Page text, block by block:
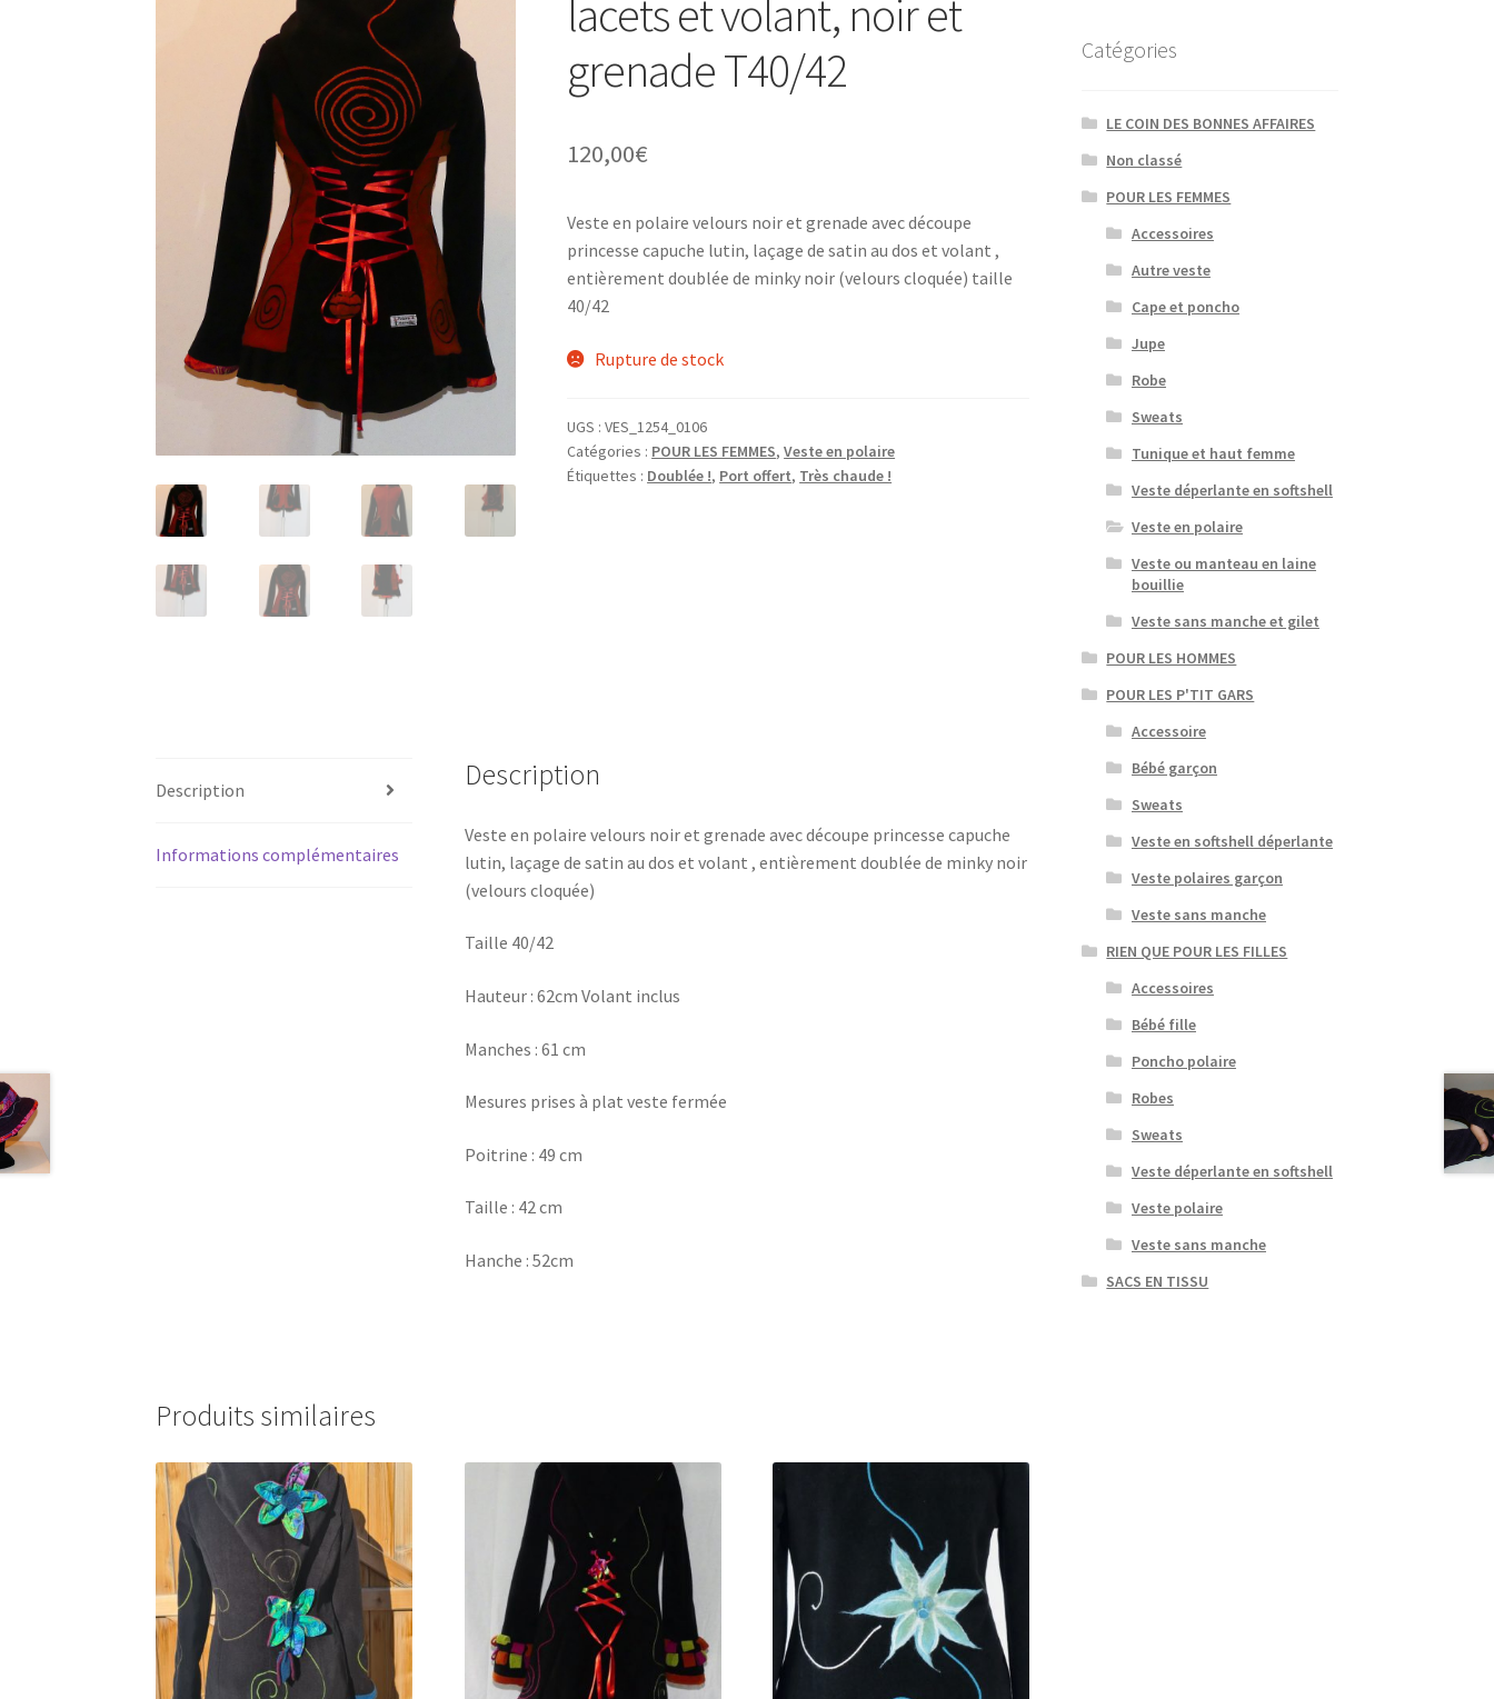
lacets et volant, noir et
grenade T40/42
120,00€
Veste en polaire velours noir et grenade avec découpe
princesse capuche lutin, laçage de satin au dos et volant ,
entièrement doublée de minky noir (velours cloquée) taille
40/42
Rupture de stock
UGS :VES_1254_0106
Catégories : POUR LES FEMMES,Veste en polaire
Étiquettes : Doublée !, Port offert, Très chaude !
Description
Informations complémentaires
Description
Veste en polaire velours noir et grenade avec découpe princesse capuche
lutin, laçage de satin au dos et volant , entièrement doublée de minky noir
(velours cloquée)
Taille 40/42
Hauteur : 62cm Volant inclus
Manches : 61 cm
Mesures prises à plat veste fermée
Poitrine : 49 cm
Taille : 42 cm
Hanche : 52cm
Produits similaires
Catégories
LE COIN DES BONNES AFFAIRES
Non classé
POUR LES FEMMES
Accessoires
Autre veste
Cape et poncho
Jupe
Robe
Sweats
Tunique et haut femme
Veste déperlante en softshell
Veste en polaire
Veste ou manteau en laine
bouillie
Veste sans manche et gilet
POUR LES HOMMES
POUR LES P'TIT GARS
Accessoire
Bébé garçon
Sweats
Veste en softshell déperlante
Veste polaires garçon
Veste sans manche
RIEN QUE POUR LES FILLES
Accessoires
Bébé fille
Poncho polaire
Robes
Sweats
Veste déperlante en softshell
Veste polaire
Veste sans manche
SACS EN TISSU